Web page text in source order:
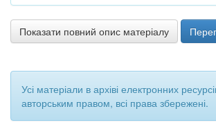
Показати повний опис матеріалу
Усі матеріали в архіві електронних
авторським правом, всі права збережені.